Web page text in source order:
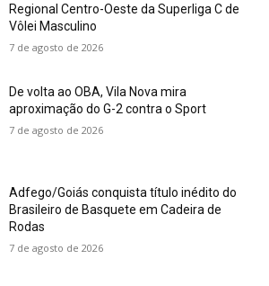
Regional Centro-Oeste da Superliga C de
Vôlei Masculino
7 de agosto de 2026
De volta ao OBA, Vila Nova mira
aproximação do G-2 contra o Sport
7 de agosto de 2026
Adfego/Goiás conquista título inédito do
Brasileiro de Basquete em Cadeira de
Rodas
7 de agosto de 2026